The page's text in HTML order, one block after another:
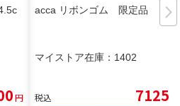
円
acca リボンゴム 限定品
マイストア在庫： 1402
税込 7125